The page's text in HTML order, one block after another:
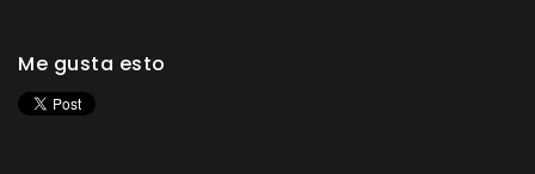
Me gusta esto